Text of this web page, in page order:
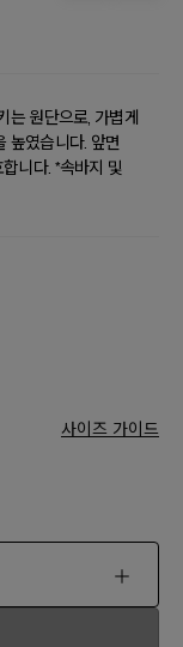
는 원단으로, 가볍게
높였습니다. 앞면
니다. *속바지 및
사이즈 가이드